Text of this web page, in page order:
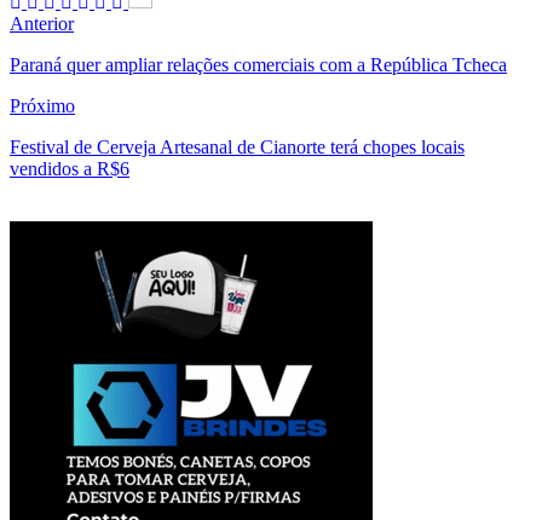
Anterior
Paraná quer ampliar relações comerciais com a República Tcheca
Próximo
Festival de Cerveja Artesanal de Cianorte terá chopes locais
vendidos a R$6